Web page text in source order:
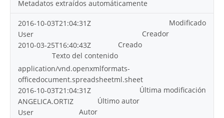
Metadatos extraídos automáticamente
Modificado
2016-10-03T21:04:31Z
Creador
User
Creado
2010-03-25T16:40:43Z
Texto del contenido
application/vnd.openxmlformats-
officedocument.spreadsheetml.sheet
Última modificación
2016-10-03T21:04:31Z
Último autor
ANGELICA.ORTIZ
Autor
User